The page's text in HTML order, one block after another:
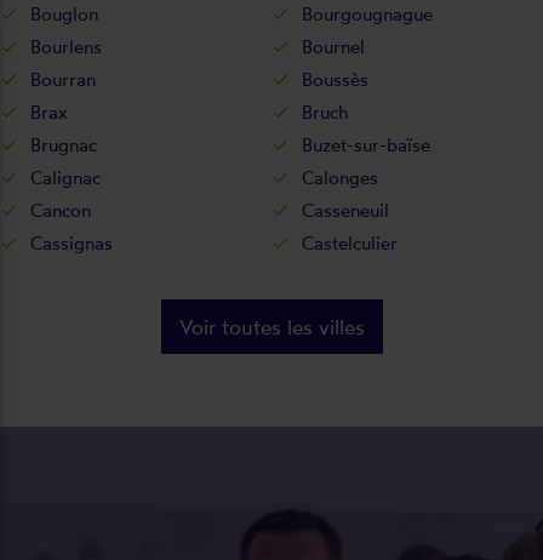
Bouglon
Bourgougnague
Bourlens
Bournel
Bourran
Boussès
Brax
Bruch
Brugnac
Buzet-sur-baïse
Calignac
Calonges
Cancon
Casseneuil
Cassignas
Castelculier
Voir toutes les villes